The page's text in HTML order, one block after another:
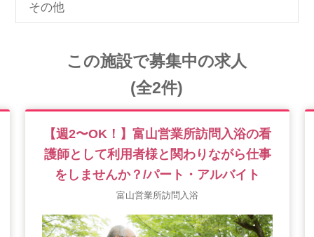
その他
この施設で募集中の求人
(全2件)
【週2〜OK！】富山営業所訪問入浴の看
護師として利用者様と関わりながら仕事
をしませんか？/パート・アルバイト
富山営業所訪問入浴